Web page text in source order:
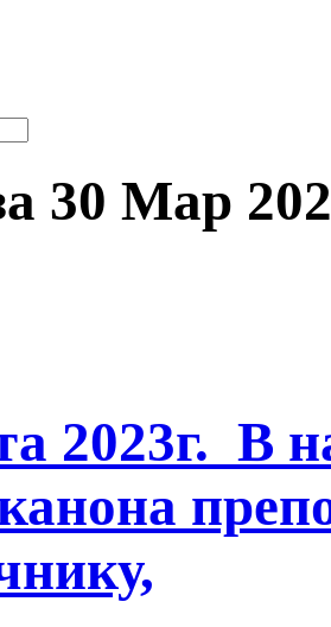
30 Мар
2023г. В